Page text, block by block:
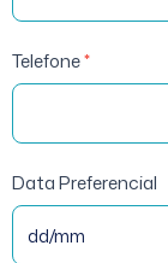
Telefone*
Data Preferencial